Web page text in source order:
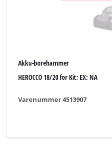
Akku-borehammer
HEROCCO 18/20 for Kit; EX; NA
Varenummer 4513907